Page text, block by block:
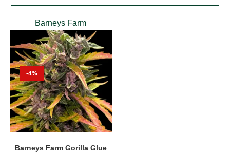
Barneys Farm
-4%
Barneys Farm Gorilla Glue